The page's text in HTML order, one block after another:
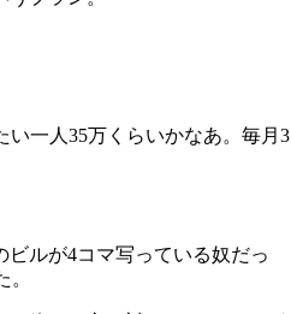
一人35万くらいかなあ。毎月3
ルが4コマ写っている奴だっ